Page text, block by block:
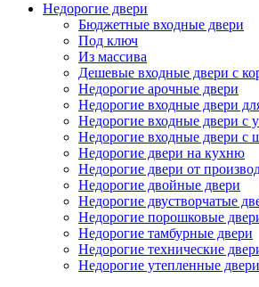
Недорогие двери
Бюджетные входные двери
Под ключ
Из массива
Дешевые входные двери с
Недорогие арочные двери
Недорогие входные двери
Недорогие входные двери с
Недорогие входные двери с
Недорогие двери на кухню
Недорогие двери от
Недорогие двойные двери
Недорогие двустворчатые
Недорогие порошковые
Недорогие тамбурные двери
Недорогие технические
Недорогие утепленные двери